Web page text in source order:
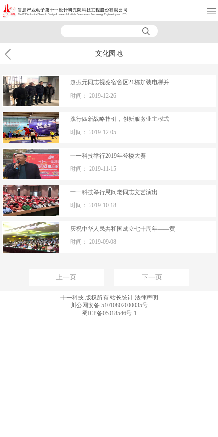
文化园地
赵振元同志视察宿舍区21栋加装电梯并
时间：2019-12-26
​践行四新战略指引，创新服务业主模式
时间：2019-12-05
十一科技举行2019年登楼大赛
时间：2019-11-15
​十一科技举行慰问老同志文艺演出
时间：2019-10-18
庆祝中华人民共和国成立七十周年——黄
时间：2019-09-08
上一页 下一页
十一科技 版权所有 站长统计 法律声明
川公网安备 51010802000035号
蜀ICP备05018546号-1